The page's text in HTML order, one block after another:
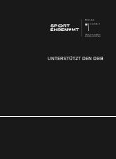
UNTERSTÜTZT DEN DBB